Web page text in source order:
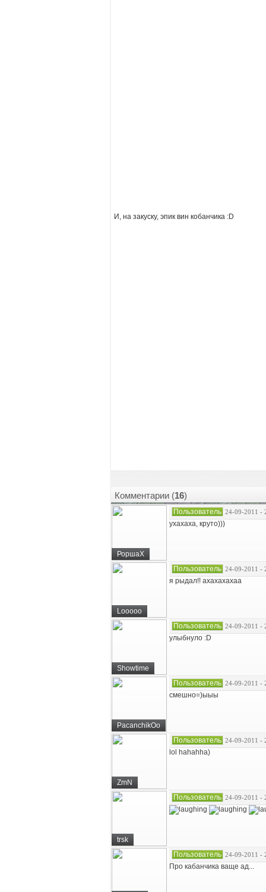
И, на закуску, эпик вин кобанчика :D
Комментарии (16)
РоршаХ
Пользователь 24-09-2011 -
ухахаха, круто)))
Looooo
Пользователь 24-09-2011 -
я рыдал!! ахахахахаа
Showtime
Пользователь 24-09-2011 -
улыбнуло :D
PacanchikOo
Пользователь 24-09-2011 -
смешно=)ыыы
ZmN
Пользователь 24-09-2011 -
lol hahahha)
trsk
Пользователь 24-09-2011 -
Пользователь 24-09-2011 -
Про кабанчика ваще ад...